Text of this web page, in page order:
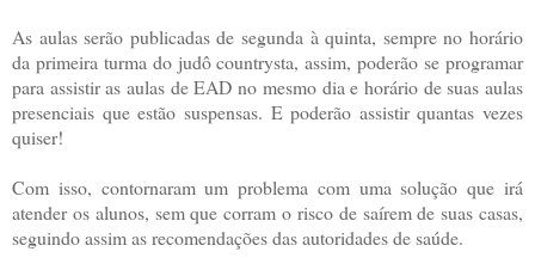
As aulas serão publicadas de segunda à quinta, sempre no horário
da primeira turma do judô countrysta, assim, poderão se programar
para assistir as aulas de EAD no mesmo dia e horário de suas aulas
presenciais que estão suspensas. E poderão assistir quantas vezes
quiser!
Com isso, contornaram um problema com uma solução que irá
atender os alunos, sem que corram o risco de saírem de suas casas,
seguindo assim as recomendações das autoridades de saúde.